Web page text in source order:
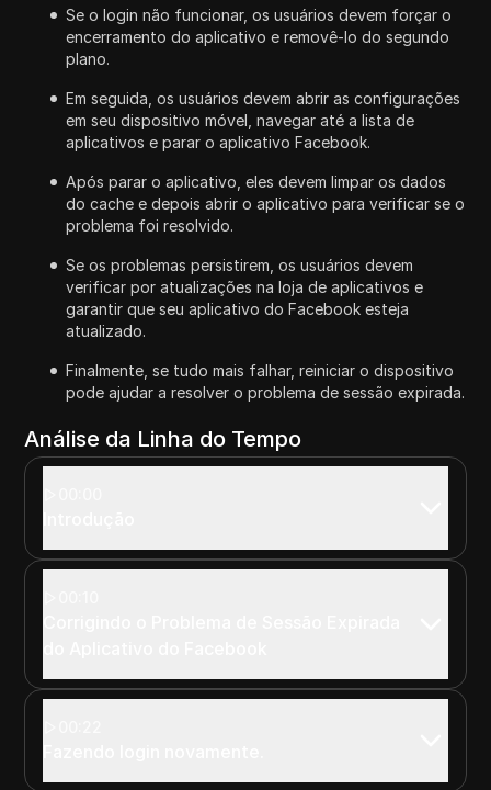
Se o login não funcionar, os usuários devem forçar o
encerramento do aplicativo e removê-lo do segundo
plano.
Em seguida, os usuários devem abrir as configurações
em seu dispositivo móvel, navegar até a lista de
aplicativos e parar o aplicativo Facebook.
Após parar o aplicativo, eles devem limpar os dados
do cache e depois abrir o aplicativo para verificar se o
problema foi resolvido.
Se os problemas persistirem, os usuários devem
verificar por atualizações na loja de aplicativos e
garantir que seu aplicativo do Facebook esteja
atualizado.
Finalmente, se tudo mais falhar, reiniciar o dispositivo
pode ajudar a resolver o problema de sessão expirada.
Análise da Linha do Tempo